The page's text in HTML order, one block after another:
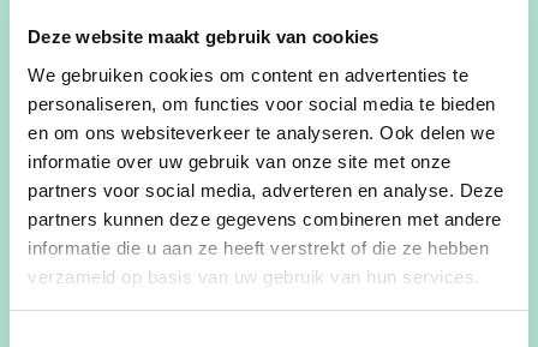
Deze website maakt gebruik van cookies
We gebruiken cookies om content en advertenties te
personaliseren, om functies voor social media te bieden
en om ons websiteverkeer te analyseren. Ook delen we
informatie over uw gebruik van onze site met onze
partners voor social media, adverteren en analyse. Deze
partners kunnen deze gegevens combineren met andere
informatie die u aan ze heeft verstrekt of die ze hebben
verzameld op basis van uw gebruik van hun services.